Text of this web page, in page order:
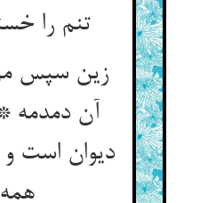
تنم را
زین سپس
آن دمدمه
دیوان است و